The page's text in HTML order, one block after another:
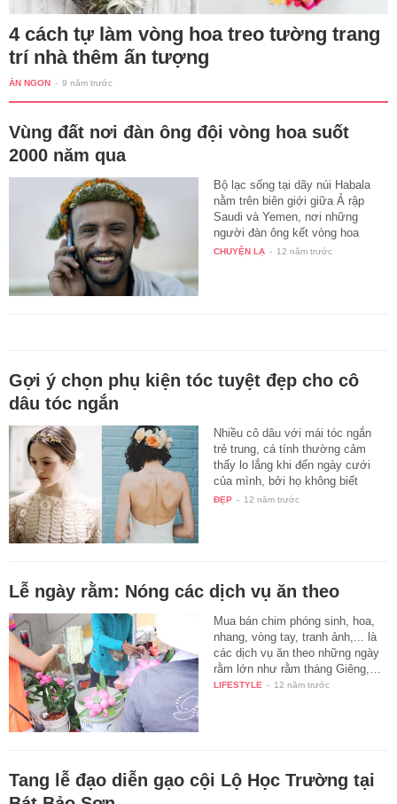
4 cách tự làm vòng hoa treo tường trang
trí nhà thêm ấn tượng
ĂN NGON - 9 năm trước
Vùng đất nơi đàn ông đội vòng hoa suốt
2000 năm qua
Bộ lạc sống tại dãy núi Habala
nằm trên biên giới giữa Ả rập
Saudi và Yemen, nơi những
người đàn ông kết vòng hoa
thảo…
CHUYỆN LẠ - 12 năm trước
Gợi ý chọn phụ kiện tóc tuyệt đẹp cho cô
dâu tóc ngắn
Nhiều cô dâu với mái tóc ngắn
trẻ trung, cá tính thường cảm
thấy lo lắng khi đến ngày cưới
của mình, bởi họ không biết
làm…
ĐẸP - 12 năm trước
Lễ ngày rằm: Nóng các dịch vụ ăn theo
Mua bán chim phóng sinh, hoa,
nhang, vòng tay, tranh ảnh,... là
các dịch vụ ăn theo những ngày
rằm lớn như rằm tháng Giêng,…
LIFESTYLE - 12 năm trước
Tang lễ đạo diễn gạo cội Lộ Học Trường tại